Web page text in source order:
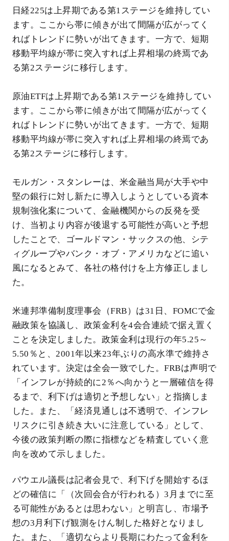
日経225は上昇期である第1ステージを維持してい
ます。ここから帯に傾きが出て間隔が広がってく
ればトレンドに勢いが出てきます。一方で、短期
移動平均線が帯に突入すれば上昇相場の終焉であ
る第2ステージに移行します。
原油ETFは上昇期である第1ステージを維持してい
ます。ここから帯に傾きが出て間隔が広がってく
ればトレンドに勢いが出てきます。一方で、短期
移動平均線が帯に突入すれば上昇相場の終焉であ
る第2ステージに移行します。
モルガン・スタンレーは、米金融当局が大手や中
堅の銀行に対し新たに導入しようとしている資本
規制強化案について、金融機関からの反発を受
け、当初より内容が後退する可能性が高いと予想
したことで、ゴールドマン・サックスの他、シテ
ィグループやバンク・オブ・アメリカなどに追い
風になるとみて、各社の格付けを上方修正しまし
た。
米連邦準備制度理事会（FRB）は31日、FOMCで金
融政策を協議し、政策金利を4会合連続で据え置く
ことを決定しました。政策金利は現行の年5.25～
5.50％と、2001年以来23年ぶりの高水準で維持さ
れています。決定は全会一致でした。FRBは声明で
「インフレが持続的に2％へ向かうと一層確信を得
るまで、利下げは適切と予想しない」と指摘しま
した。また、「経済見通しは不透明で、インフレ
リスクに引き続き大いに注意している」として、
今後の政策判断の際に指標などを精査していく意
向を改めて示しました。
パウエル議長は記者会見で、利下げを開始するほ
どの確信に「（次回会合が行われる）3月までに至
る可能性があるとは思わない」と明言し、市場予
想の3月利下げ観測をけん制した格好となりまし
た。また、「適切ならより長期にわたって金利を